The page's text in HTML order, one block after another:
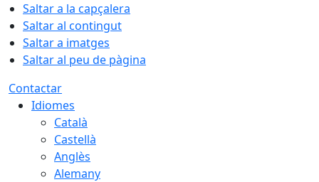
Saltar a la capçalera
Saltar al contingut
Saltar a imatges
Saltar al peu de pàgina
Contactar
Idiomes
Català
Castellà
Anglès
Alemany